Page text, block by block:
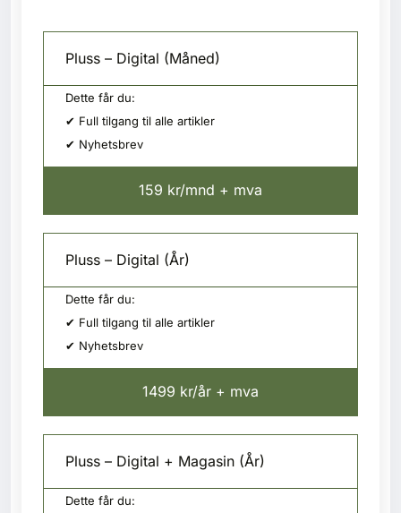
Pluss – Digital (Måned)
Dette får du:
✔ Full tilgang til alle artikler
✔ Nyhetsbrev
159 kr/mnd + mva
Pluss – Digital (År)
Dette får du:
✔ Full tilgang til alle artikler
✔ Nyhetsbrev
1499 kr/år + mva
Pluss – Digital + Magasin (År)
Dette får du: